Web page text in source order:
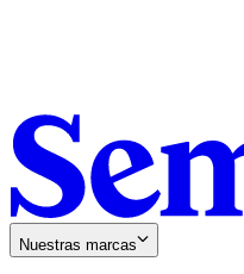
Nuestras marcas